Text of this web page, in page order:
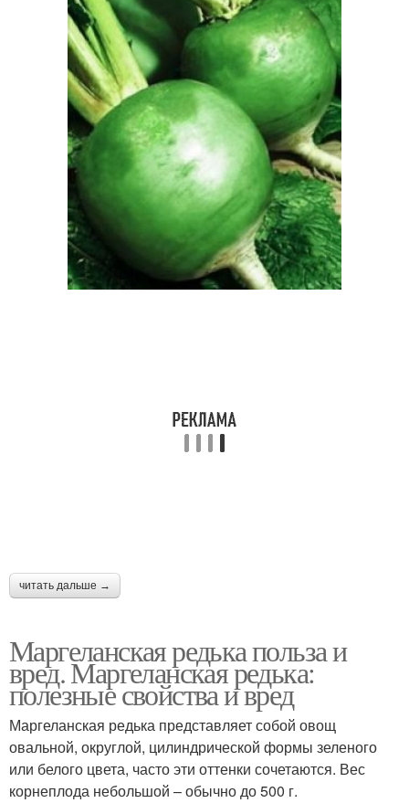
читать дальше →
Маргеланская редька польза и
вред. Маргеланская редька:
полезные свойства и вред
Маргеланская редька представляет собой овощ
овальной, округлой, цилиндрической формы зеленого
или белого цвета, часто эти оттенки сочетаются. Вес
корнеплода небольшой – обычно до 500 г.